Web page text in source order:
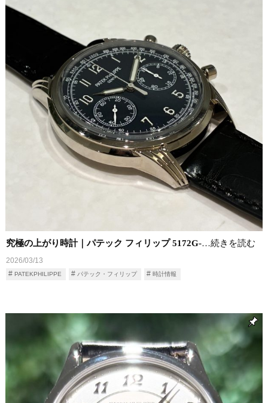
究極の上がり時計｜パテック フィリップ 5172G-…続きを読む
2026/03/13
PATEKPHILIPPE パテック・フィリップ 時計情報